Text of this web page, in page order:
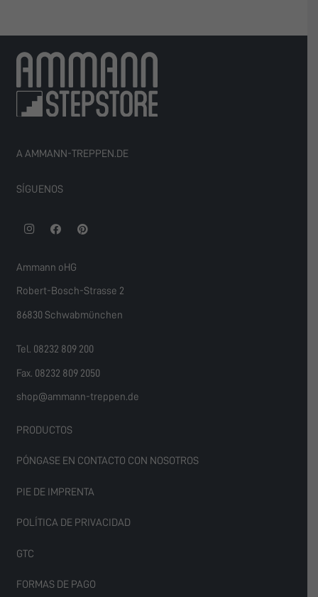
A AMMANN-TREPPEN.DE
SÍGUENOS
Ammann oHG
Robert-Bosch-Strasse 2
86830 Schwabmünchen
Tel. 08232 809 200
Fax. 08232 809 2050
shop@ammann-treppen.de
PRODUCTOS
PÓNGASE EN CONTACTO CON NOSOTROS
PIE DE IMPRENTA
POLÍTICA DE PRIVACIDAD
GTC
FORMAS DE PAGO